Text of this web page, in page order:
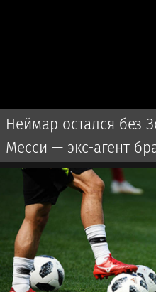
Неймар остался без
Месси — экс-агент